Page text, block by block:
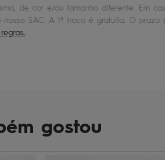
de cor e/ou tamanho diferente. Em
nosso SAC. A 1ª troca é gratuita. O
gostou